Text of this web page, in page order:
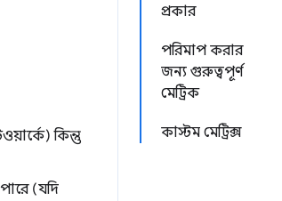
প্রকার
পরিমাপ করার
জন্য গুরুত্বপূর্ণ
মেট্রিক
কাস্টম মেট্রিক্স
কিন্তু
(যদি